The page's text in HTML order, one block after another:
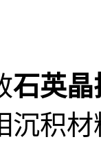
石英晶
沉积